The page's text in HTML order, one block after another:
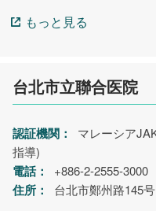
もっと見る
台北市立聯合医院
認証機関：
マレーシア
指導)
電話： +886-2-2555-3000
住所： 台北市鄭州路145号